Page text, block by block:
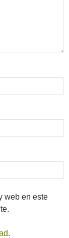
web en este
.